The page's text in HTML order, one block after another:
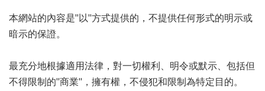
本網站的內容是"以"方式提供的，不提供任何形式的明示或
暗示的保證。
最充分地根據適用法律，對一切權利、明令或默示、包括但
不得限制的"商業"，擁有權，不侵犯和限制為特定目的。